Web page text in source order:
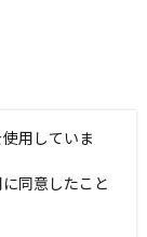
用していま
同意したこと